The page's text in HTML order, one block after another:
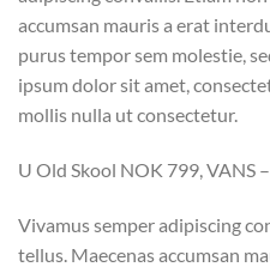
accumsan mauris a erat
purus tempor sem molestie,
ipsum dolor sit amet,
mollis nulla ut consectetur.
U Old Skool NOK 799, VANS
Vivamus semper adipiscing
tellus. Maecenas accumsan